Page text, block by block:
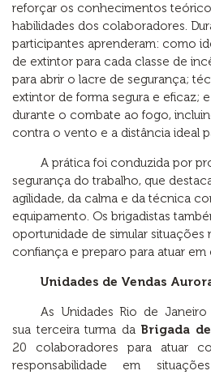
reforçar os conhecimentos
habilidades dos colaboradores.
participantes aprenderam: como
de extintor para cada classe de
para abrir o lacre de segurança;
extintor de forma segura e eficaz;
durante o combate ao fogo,
contra o vento e a distância ideal
A prática foi conduzida por
segurança do trabalho, que
agilidade, da calma e da técnica
equipamento. Os brigadistas
oportunidade de simular
confiança e preparo para atuar em
Unidades de Vendas
As Unidades Rio de
sua terceira turma da Brigada
20 colaboradores para atuar
responsabilidade em